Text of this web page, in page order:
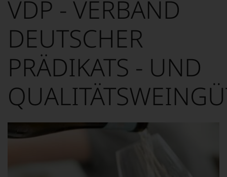
VDP - VERBAND
DEUTSCHER
PRÄDIKATS - UND